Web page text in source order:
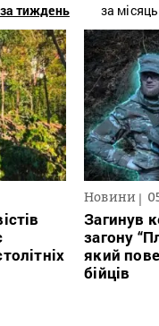
за тиждень за місяць
Новини
Загинув
загону
який
бійців